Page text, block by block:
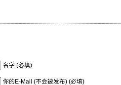
名字 (必填)
你的E-Mail (不会被发布) (必填)